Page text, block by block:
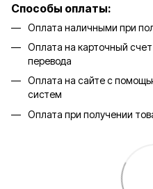
Способы оплаты:
Оплата наличными при
Оплата на карточный
перевода
Оплата на сайте с
систем
Оплата при получении